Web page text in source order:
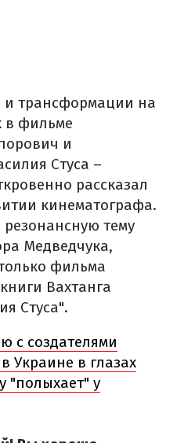
и трансформации на
в фильме
и
Стуса –
рассказал
кинематографа.
резонансную тему
Медведчука,
фильма
Вахтанга
Стуса".
с создателями
Украине в глазах
"полыхает" у